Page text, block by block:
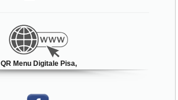
QR Menu Digitale Pisa,